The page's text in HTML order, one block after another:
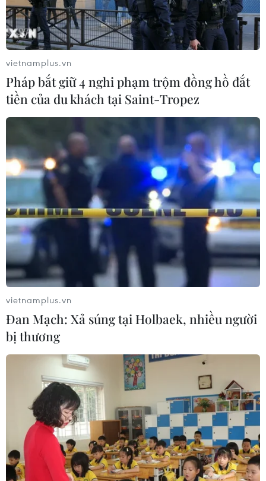
Đức dự kiến chi quốc tiêu quốc phòng kỷ
lục trong năm 2024
03/07/2023 15:43
Theo dự thảo Ngân sách Liên bang năm 2024, khoản
vay ròng mới của Đức sẽ trị giá 16,6 tỷ euro (tương
đương 18,1 tỷ USD) do chi tiêu quốc phòng cao kỷ lục.
vietnamplus.vn
Pháp bắt giữ 4 nghi phạm trộm đồng hồ đắt
tiền của du khách tại Saint-Tropez
vietnamplus.vn
Đan Mạch: Xả súng tại Holbaek, nhiều người
bị thương